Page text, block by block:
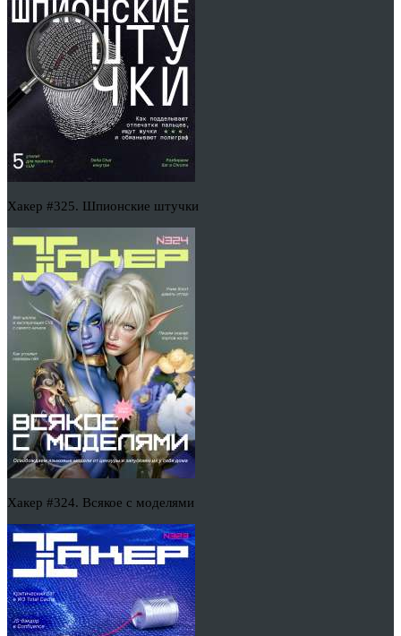
Хакер #325. Шпионские штучки
Хакер #324. Всякое с моделями